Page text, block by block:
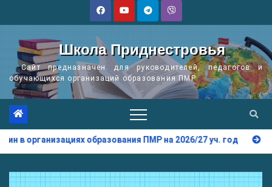
Школа Приднестровья
Сайт предназначен для руководителей, педагогов и
обучающихся организаций образования ПМР
образования ПМР на 2026/27 уч. год Преподавание